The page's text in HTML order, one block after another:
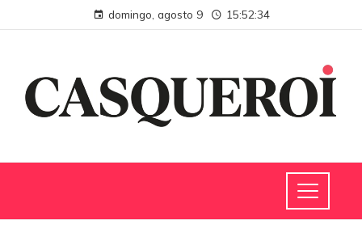
domingo, agosto 9 15:52:35